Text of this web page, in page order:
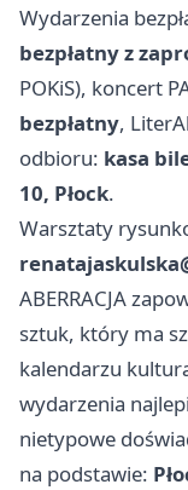
Wydarzenia
bezpłatny z
POKiS), koncert
bezpłatny,
odbioru: kasa
10, Płock.
Warsztaty
ABERRACJA
sztuk, który ma
kalendarzu
wydarzenia
nietypowe
na podstawie: